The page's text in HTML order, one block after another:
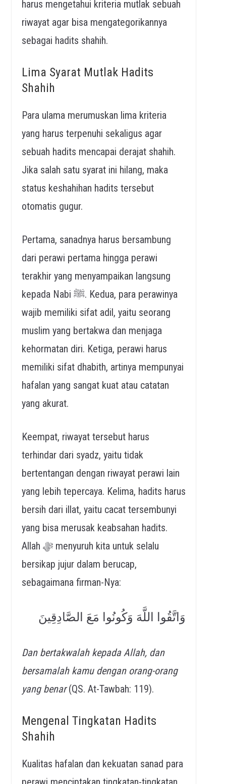
harus mengetahui kriteria mutlak sebuah
riwayat agar bisa mengategorikannya
sebagai hadits shahih.
Lima Syarat Mutlak Hadits
Shahih
Para ulama merumuskan lima kriteria
yang harus terpenuhi sekaligus agar
sebuah hadits mencapai derajat shahih.
Jika salah satu syarat ini hilang, maka
status keshahihan hadits tersebut
otomatis gugur.
Pertama, sanadnya harus bersambung
dari perawi pertama hingga perawi
terakhir yang menyampaikan langsung
kepada Nabi ﷺ. Kedua, para perawinya
wajib memiliki sifat adil, yaitu seorang
muslim yang bertakwa dan menjaga
kehormatan diri. Ketiga, perawi harus
memiliki sifat dhabith, artinya mempunyai
hafalan yang sangat kuat atau catatan
yang akurat.
Keempat, riwayat tersebut harus
terhindar dari syadz, yaitu tidak
bertentangan dengan riwayat perawi lain
yang lebih tepercaya. Kelima, hadits harus
bersih dari illat, yaitu cacat tersembunyi
yang bisa merusak keabsahan hadits.
Allah ﷻ menyuruh kita untuk selalu
bersikap jujur dalam berucap,
sebagaimana firman-Nya:
وَاتَّقُوا اللَّهَ وَكُونُوا مَعَ الصَّادِقِينَ
Dan bertakwalah kepada Allah, dan
bersamalah kamu dengan orang-orang
yang benar(QS. At-Tawbah: 119).
Mengenal Tingkatan Hadits
Shahih
Kualitas hafalan dan kekuatan sanad para